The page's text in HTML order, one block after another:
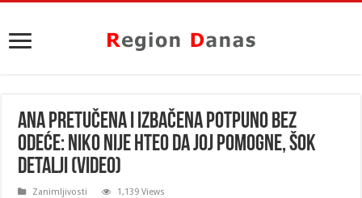
ANA PRETUČENA I IZBAČENA POTPUNO BEZ
ODEĆE: Niko nije hteo da joj pomogne, ŠOK
DETALJI (VIDEO)
Zanimljivosti 1,139 Views